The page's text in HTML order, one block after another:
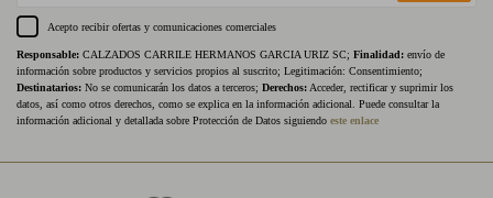
Acepto recibir ofertas y comunicaciones comerciales
Responsable: CALZADOS CARRILE HERMANOS GARCIA URIZ SC; Finalidad: envío de
información sobre productos y servicios propios al suscrito; Legitimación: Consentimiento;
Destinatarios: No se comunicarán los datos a terceros; Derechos:Acceder, rectificar y suprimir los
datos, así como otros derechos, como se explica en la información adicional. Puede consultar la
información adicional y detallada sobre Protección de Datos siguiendo este enlace